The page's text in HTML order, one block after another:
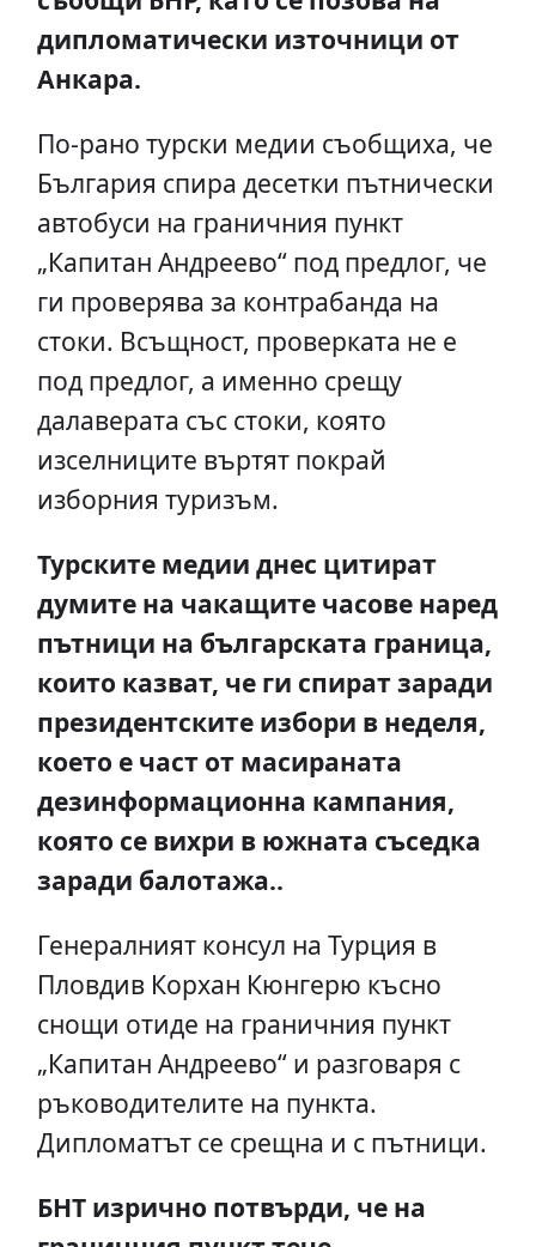
дипломатически източници от
Анкара.
По-рано турски медии съобщиха, че
България спира десетки пътнически
автобуси на граничния пункт
„Капитан Андреево“ под предлог, че
ги проверява за контрабанда на
стоки. Всъщност, проверката не е
под предлог, а именно срещу
далаверата със стоки, която
изселниците въртят покрай
изборния туризъм.
Турските медии днес цитират
думите на чакащите часове наред
пътници на българската граница,
които казват, че ги спират заради
президентските избори в неделя,
което е част от масираната
дезинформационна кампания,
която се вихри в южната съседка
заради балотажа..
Генералният консул на Турция в
Пловдив Корхан Кюнгерю късно
снощи отиде на граничния пункт
„Капитан Андреево“ и разговаря с
ръководителите на пункта.
Дипломатът се срещна и с пътници.
БНТ изрично потвърди, че на